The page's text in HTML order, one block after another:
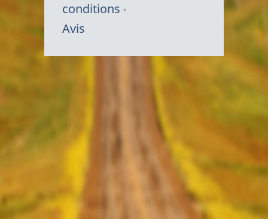
conditions
Avis
Symbole
Canada